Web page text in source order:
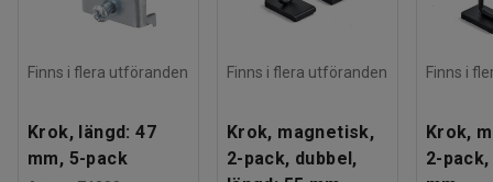
Finns i flera utföranden
Krok, längd: 47
mm, 5-pack
Finns i flera utföranden
Krok, magnetisk,
2-pack, dubbel,
Finns i
Krok,
2-